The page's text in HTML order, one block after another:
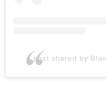
A post shared by